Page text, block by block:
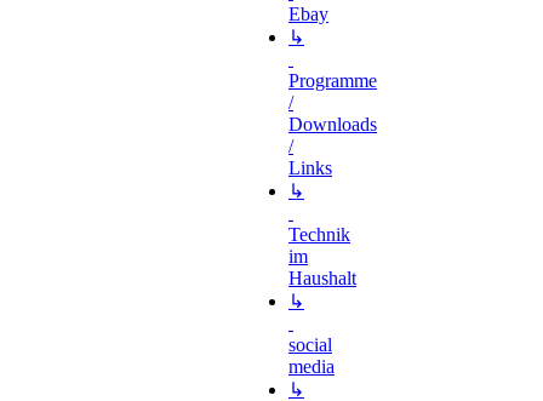
Ebay
↳
Programme
/
Downloads
/
Links
↳
Technik
im
Haushalt
↳
social
media
↳